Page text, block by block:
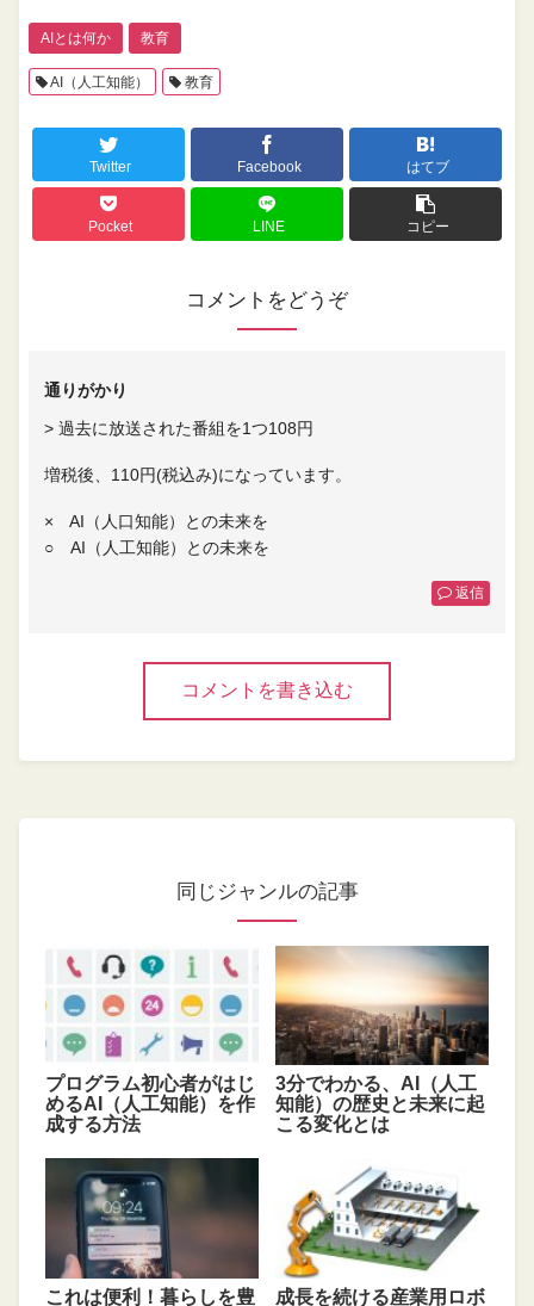
AIとは何か 教育
AI（人工知能） 教育
Twitter Facebook はてブ
Pocket LINE コピー
コメントをどうぞ
通りがかり
> 過去に放送された番組を1つ108円
増税後、110円(税込み)になっています。
× AI（人口知能）との未来を
○ AI（人工知能）との未来を
返信
コメントを書き込む
同じジャンルの記事
プログラム初心者がはじ
めるAI（人工知能）を作
成する方法
3分でわかる、AI（人工
知能）の歴史と未来に起
こる変化とは
これは便利！暮らしを豊 成長を続ける産業用ロボ